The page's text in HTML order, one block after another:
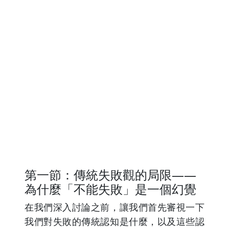
第一節：傳統失敗觀的局限——
為什麼「不能失敗」是一個幻覺
在我們深入討論之前，讓我們首先審視一下
我們對失敗的傳統認知是什麼，以及這些認